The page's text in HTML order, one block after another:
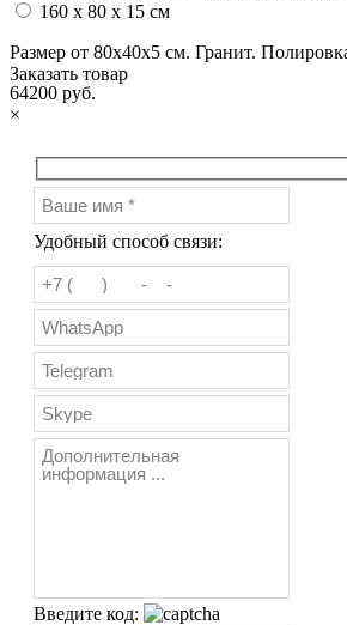
160 x 80 x 15 см
Размер от 80х40х5 см. Гранит.
64200 руб.
Заказать товар
×
Удобный способ связи:
Введите код: